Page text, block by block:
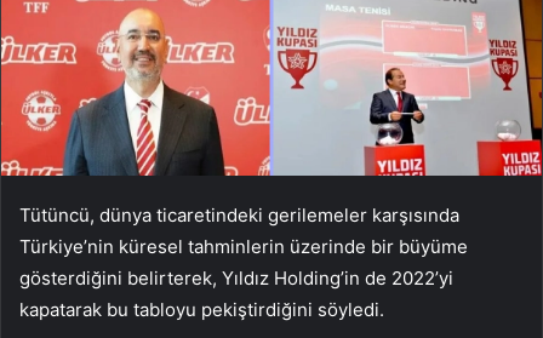
Tütüncü, dünya ticaretindeki gerilemeler karşısında
Türkiye’nin küresel tahminlerin üzerinde bir büyüme
gösterdiğini belirterek, Yıldız Holding’in de 2022’yi
kapatarak bu tabloyu pekiştirdiğini söyledi.